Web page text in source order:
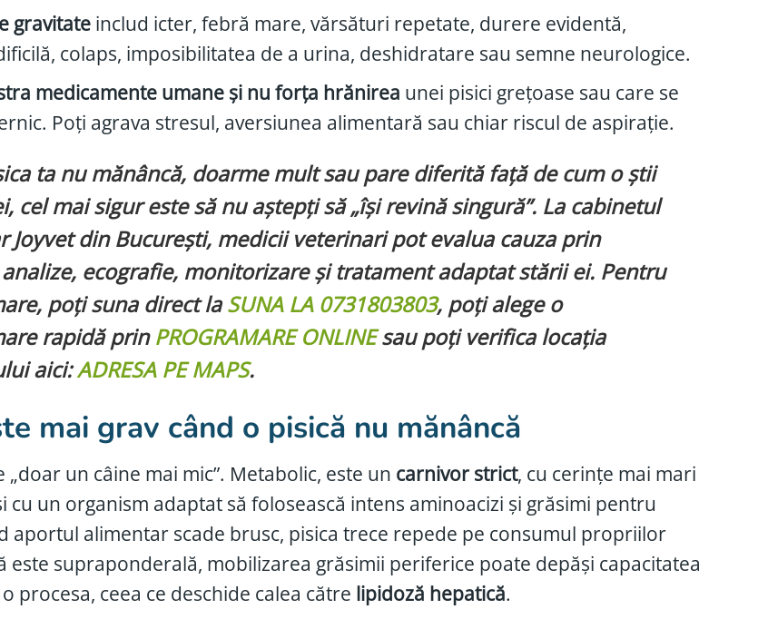
gravitateinclud icter, febră mare, vărsături repetate, durere evidentă,
colaps, imposibilitatea de a urina, deshidratare sau semne neurologice.
medicamente umane și nu forța hrănirea unei pisici grețoase sau care se
Poți agrava stresul, aversiunea alimentară sau chiar riscul de aspirație.
ta nu mănâncă, doarme mult sau pare diferită față de cum o știi
cel mai sigur este să nu aștepți să „își revină singură”. La cabinetul
Joyvet din București, medicii veterinari pot evalua cauza prin
ecografie, monitorizare și tratament adaptat stării ei. Pentru
poți suna direct laSUNA LA 0731803803, poți alege o
rapidă prinPROGRAMARE ONLINEsau poți verifica locația
aici:ADRESA PE MAPS.
mai grav când o pisică nu mănâncă
„doar un câine mai mic”. Metabolic, este un carnivor strict, cu cerințe mai mari
cu un organism adaptat să folosească intens aminoacizi și grăsimi pentru
aportul alimentar scade brusc, pisica trece repede pe consumul propriilor
este supraponderală, mobilizarea grăsimii periferice poate depăși capacitatea
procesa, ceea ce deschide calea către lipidoză hepatică.